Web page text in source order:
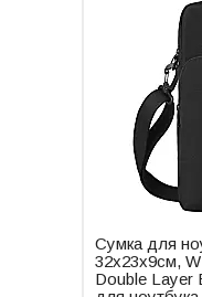
Сумка для
32х23х9см,
Double Layer